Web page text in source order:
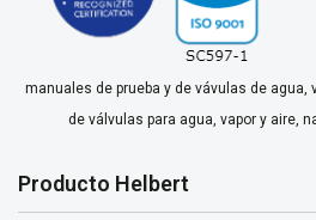
manuales de prueba y de vávulas de agua,
de válvulas para agua, vapor y aire,
Producto Helbert